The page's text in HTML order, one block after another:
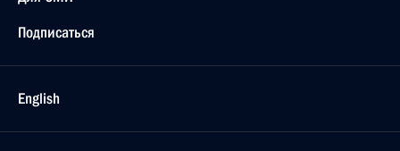
Подписаться
English